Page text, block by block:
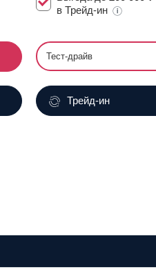
в Трейд-ин
Тест-драйв
Трейд-ин